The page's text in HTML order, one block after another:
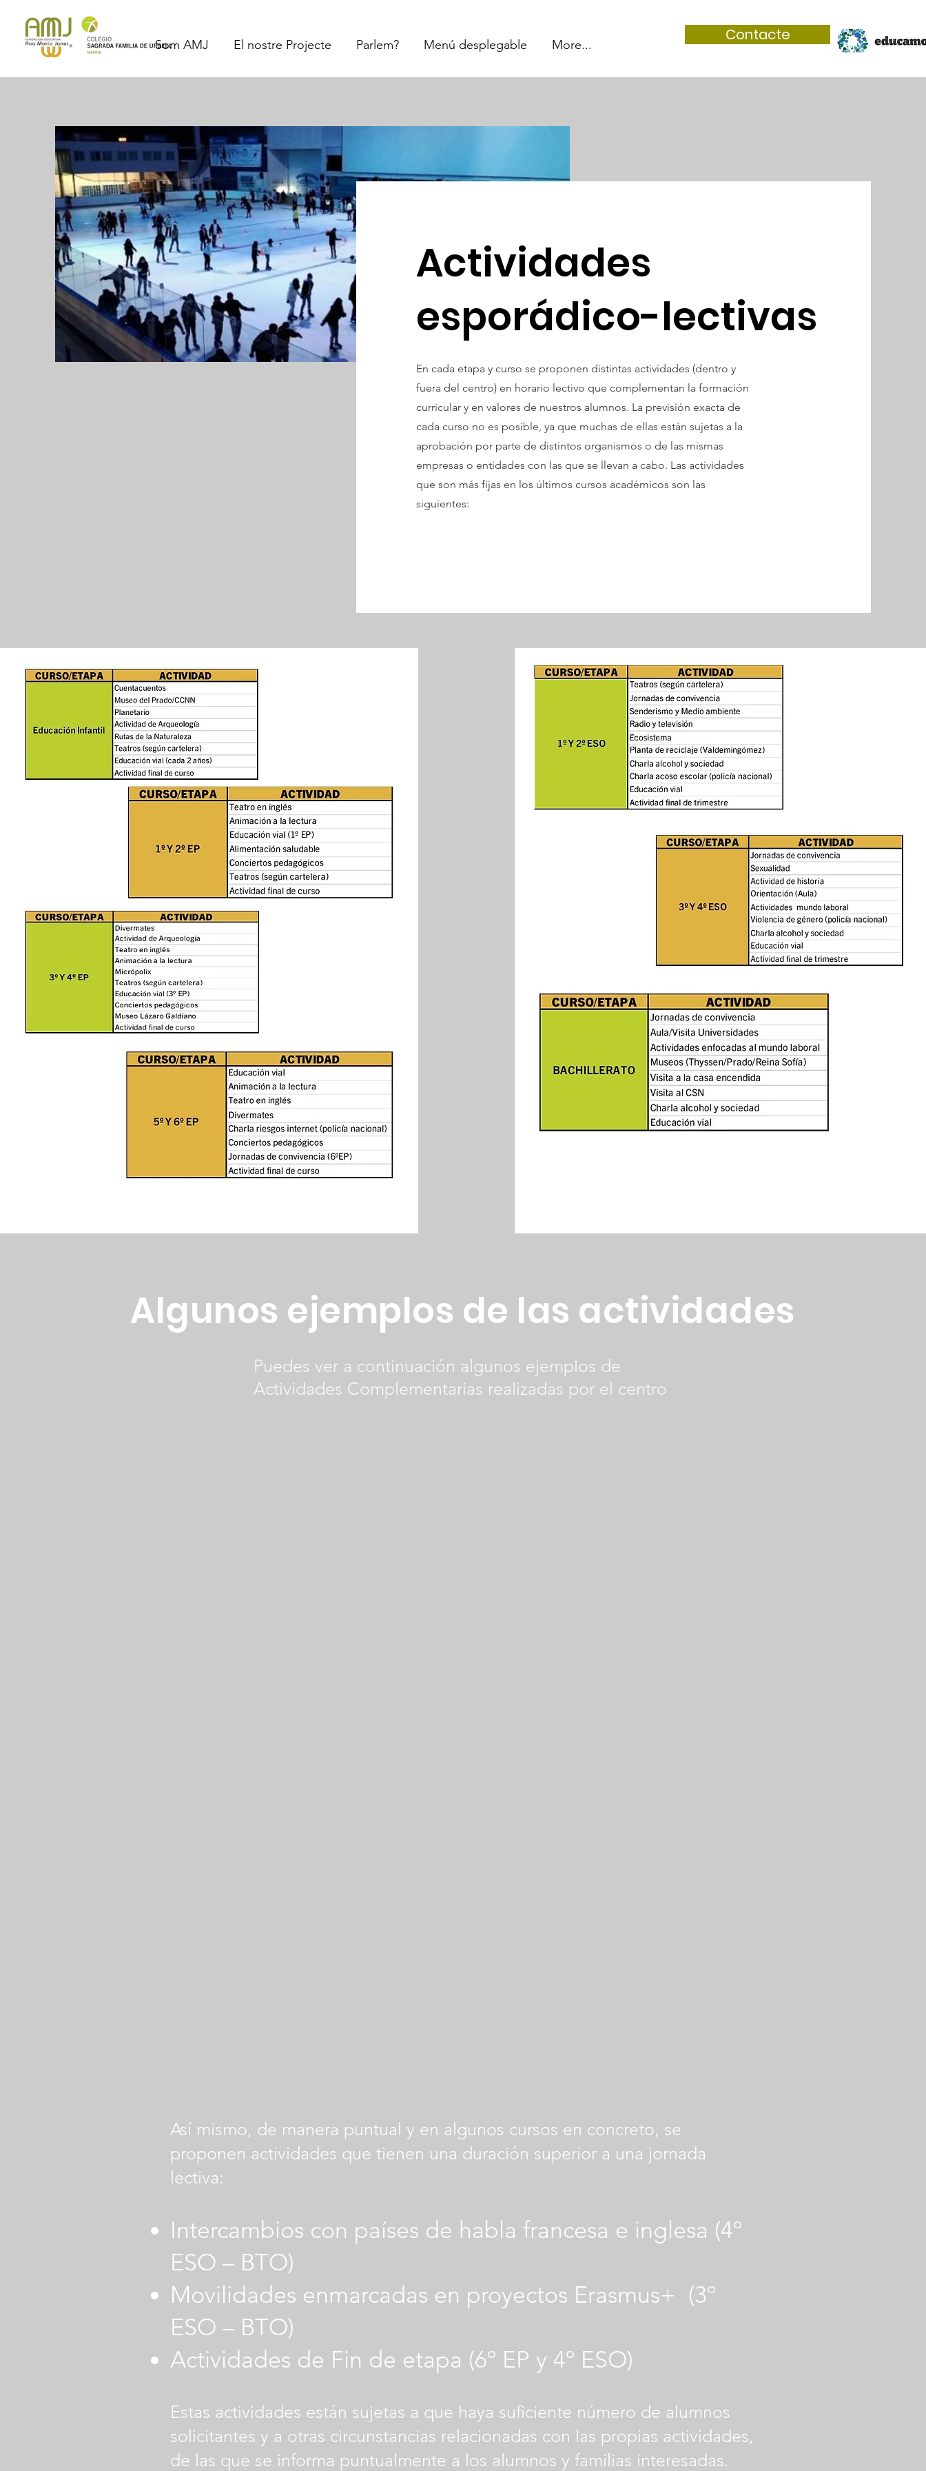
Contacte
Som AMJ El nostre Projecte Parlem? Menú desplegable More...
Actividades
esporádico-lectivas
En cada etapa y curso se proponen distintas actividades (dentro y
fuera del centro) en horario lectivo que complementan la formación
curricular y en valores de nuestros alumnos. La previsión exacta de
cada curso no es posible, ya que muchas de ellas están sujetas a la
aprobación por parte de distintos organismos o de las mismas
empresas o entidades con las que se llevan a cabo. Las actividades
que son más fijas en los últimos cursos académicos son las
siguientes:
Algunos ejemplos de las actividades
Puedes ver a continuación algunos ejemplos de
Actividades Complementarias realizadas por el centro
Así mismo, de manera puntual y en algunos cursos en concreto, se
proponen actividades que tienen una duración superior a una jornada
lectiva:
Intercambios con países de habla francesa e inglesa (4º
ESO – BTO)
Movilidades enmarcadas en proyectos Erasmus+ (3º
ESO – BTO)
Actividades de Fin de etapa (6º EP y 4º ESO)
Estas actividades están sujetas a que haya suficiente número de alumnos
solicitantes y a otras circunstancias relacionadas con las propias actividades,
de las que se informa puntualmente a los alumnos y familias interesadas.